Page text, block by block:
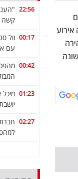
22:56
קשה
00:17 וול
עם
00:42
01:23 מיכל
02:27